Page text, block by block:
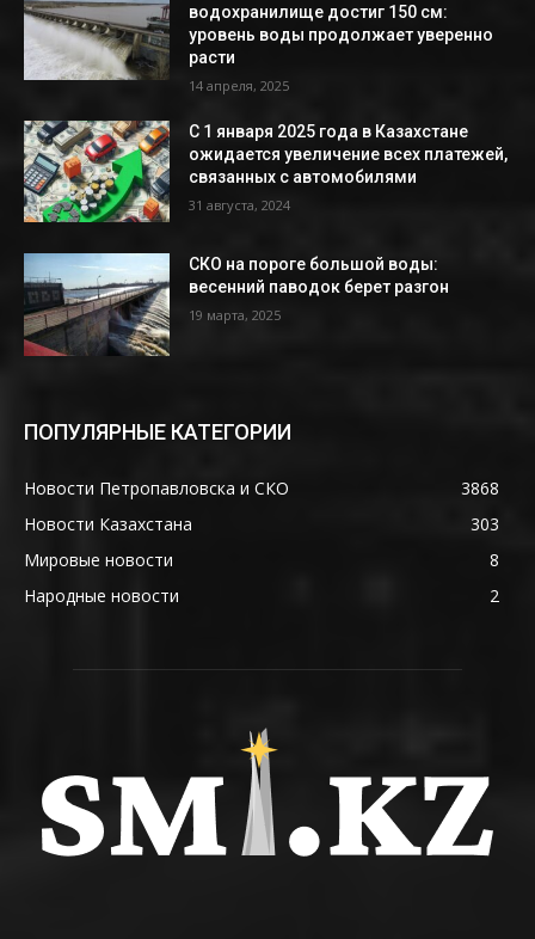
водохранилище достиг 150 см:
уровень воды продолжает уверенно
расти
14 апреля, 2025
С 1 января 2025 года в Казахстане
ожидается увеличение всех платежей,
связанных с автомобилями
31 августа, 2024
СКО на пороге большой воды:
весенний паводок берет разгон
19 марта, 2025
ПОПУЛЯРНЫЕ КАТЕГОРИИ
Новости Петропавловска и СКО
3868
Новости Казахстана
303
Мировые новости
8
Народные новости
2